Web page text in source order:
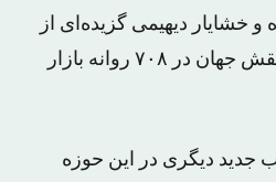
ﺧﺸﺎﻳﺎﺭ ﺩیهیمی گزیده‌ای از
آن را توسط انتشارات ﻧﻘﺶ ﺟﻬﺎﻥ در ٧٠٨ روانه بازار
جدید دیگری در این حوزه